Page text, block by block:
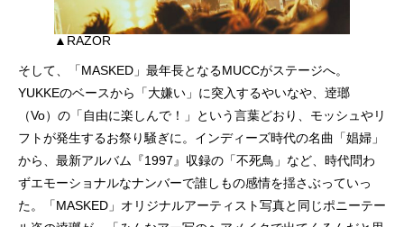
▲RAZOR
そして、「MASKED」最年長となるMUCCがステージへ。
YUKKEのベースから「大嫌い」に突入するやいなや、逹瑯
（Vo）の「自由に楽しんで！」という言葉どおり、モッシュやリ
フトが発生するお祭り騒ぎに。インディーズ時代の名曲「娼婦」
から、最新アルバム『1997』収録の「不死鳥」など、時代問わ
ずエモーショナルなナンバーで誰しもの感情を揺さぶっていっ
た。「MASKED」オリジナルアーティスト写真と同じポニーテー